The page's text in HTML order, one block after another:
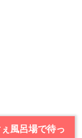
風呂場で待っ